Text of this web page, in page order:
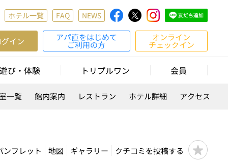
ホテル一覧 FAQ NEWS
イン アパ直をはじめて
ご利用の方
オンライン
チェックイン
遊び・体験 トリプルワン 会員
一覧 館内案内 レストラン ホテル詳細 アクセス
ンフレット 地図 ギャラリー クチコミを投稿する